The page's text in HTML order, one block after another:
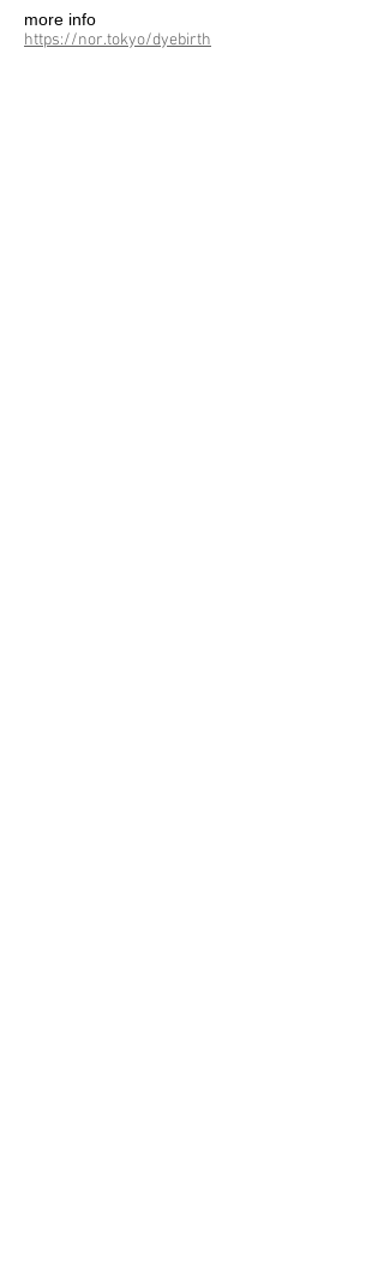
more info
https://nor.tokyo/dyebirth